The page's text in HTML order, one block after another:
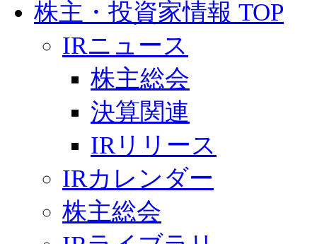
株主・投資家情報 TOP
IRニュース
株主総会
決算関連
IRリリース
IRカレンダー
株主総会